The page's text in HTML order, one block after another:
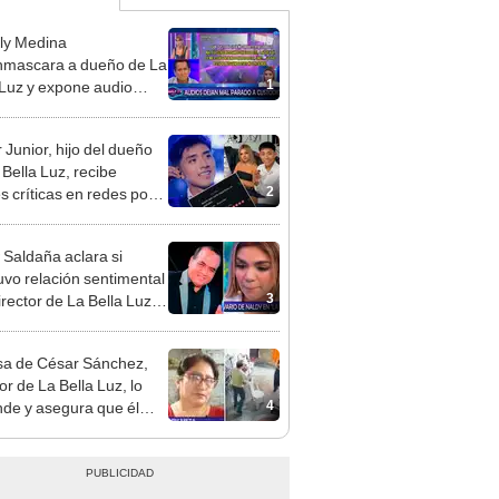
1
Medina
a dueño de La
y expone audio
2
Junior, hijo del dueño
Luz, recibe
críticas en redes por
3
Saldaña aclara si
relación sentimental
de La Bella Luz
4
de César Sánchez,
de La Bella Luz, lo
y asegura que él